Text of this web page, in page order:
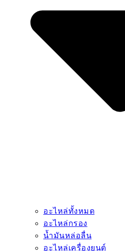
อะไหล่ทั้งหมด
อะไหล่กรอง
น้ำมันหล่อลื่น
อะไหล่เครื่องยนต์